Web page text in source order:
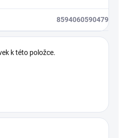
8594060590479
k této položce.